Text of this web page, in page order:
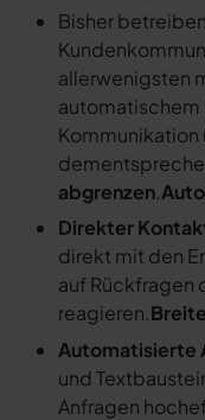
Bisher
allerwenigsten
automatischem
Kommunikation
abgrenzen.
Direkter
direkt mit den
auf Rückfragen
reagieren.
Automatisierte
und
Anfragen